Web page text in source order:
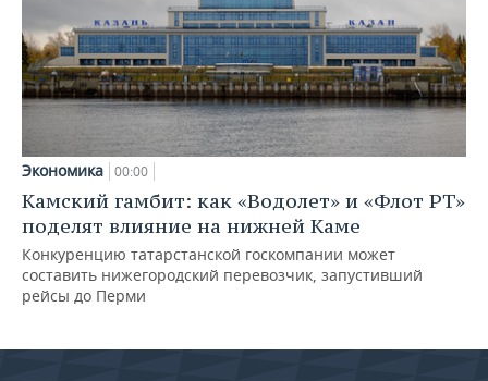
Экономика 00:00
Камский гамбит: как «Водолет» и «Флот РТ»
поделят влияние на нижней Каме
Конкуренцию татарстанской госкомпании может
составить нижегородский перевозчик, запустивший
рейсы до Перми